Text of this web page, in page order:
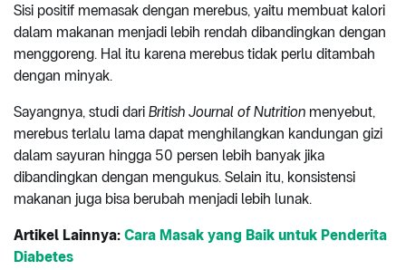
Sisi positif memasak dengan merebus, yaitu membuat kalori
dalam makanan menjadi lebih rendah dibandingkan dengan
menggoreng. Hal itu karena merebus tidak perlu ditambah
dengan minyak.
Sayangnya, studi dari British Journal of Nutrition menyebut,
merebus terlalu lama dapat menghilangkan kandungan gizi
dalam sayuran hingga 50 persen lebih banyak jika
dibandingkan dengan mengukus. Selain itu, konsistensi
makanan juga bisa berubah menjadi lebih lunak.
Artikel Lainnya: Cara Masak yang Baik untuk Penderita
Diabetes